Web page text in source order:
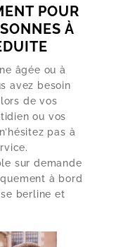
POUR
À
âgée ou à
avez besoin
de vos
ou vos
pas à
sur demande
à bord
berline et